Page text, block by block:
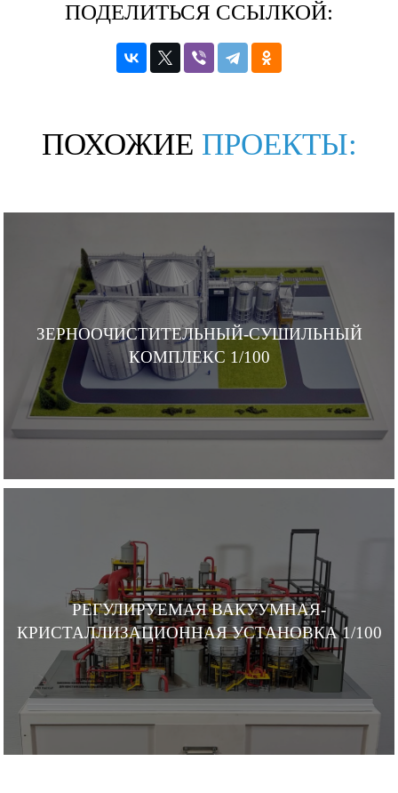
ПОДЕЛИТЬСЯ ССЫЛКОЙ:
ПОХОЖИЕ ПРОЕКТЫ:
ЗЕРНООЧИСТИТЕЛЬНЫЙ-СУШИЛЬНЫЙ
КОМПЛЕКС 1/100
РЕГУЛИРУЕМАЯ ВАКУУМНАЯ-
КРИСТАЛЛИЗАЦИОННАЯ УСТАНОВКА 1/100